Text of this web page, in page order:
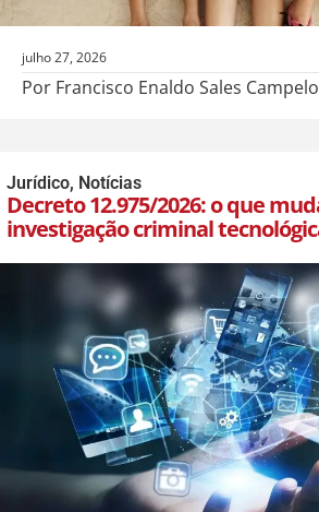
julho 27, 2026
Por Francisco Enaldo Sales Campelo
Jurídico, Notícias
Decreto 12.975/2026: o que
investigação criminal